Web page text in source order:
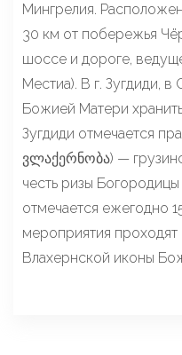
Мингрелия.
30 км от побережья
шоссе и дороге,
Местиа). В г. Зугдиди,
Божией Матери
Зугдиди отмечается
ვლაქერნობა) —
честь ризы
отмечается ежегодно
мероприятия проходят
Влахернской иконы